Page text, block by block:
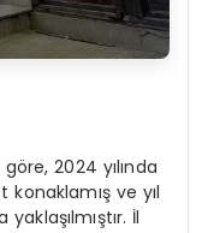
2024 yılında
ve yıl
İl